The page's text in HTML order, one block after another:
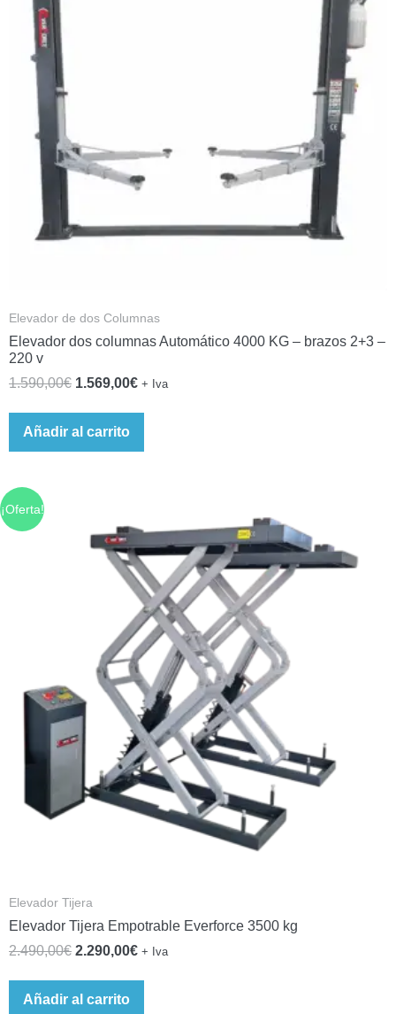
Elevador de dos Columnas
Elevador dos columnas Automático 4000 KG – brazos 2+3 –
220 v
1.590,00€ 1.569,00€ + Iva
Añadir al carrito
¡Oferta!
Elevador Tijera
Elevador Tijera Empotrable Everforce 3500 kg
2.490,00€ 2.290,00€ + Iva
Añadir al carrito